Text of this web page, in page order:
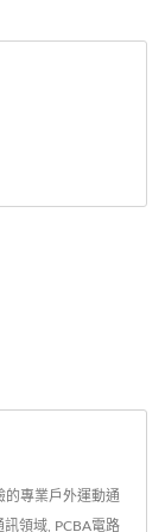
的專業戶外運動通
領域, PCBA電路